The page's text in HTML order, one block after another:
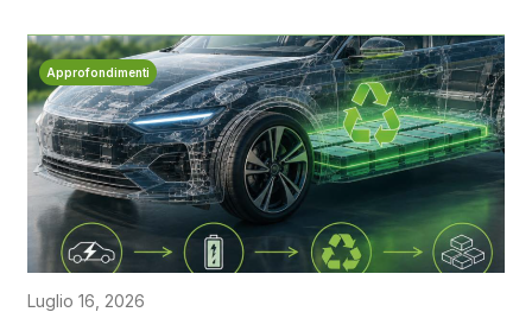
Approfondimenti
Luglio 16, 2026